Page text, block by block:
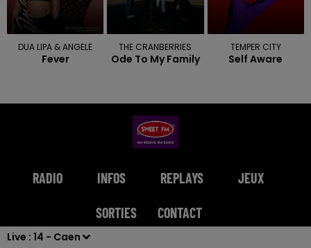
Live : 14 - Caen
DUA LIPA & ANGELE
Fever
THE CRANBERRIES
Ode To My Family
TEMPER CITY
Self Aware
RADIO INFOS REPLAYS JEUX
SORTIES CONTACT